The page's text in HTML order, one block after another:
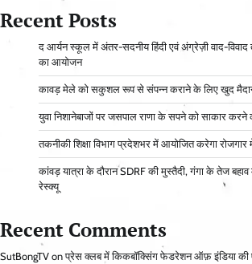
Recent Posts
द आर्यन स्कूल में अंतर-सदनीय हिंदी एवं अंग्रेज़ी वाद-
का आयोजन
कावड़ मेले को सकुशल रूप से संपन्न कराने के लिए खुद
युवा निशानेबाजों पर जसपाल राणा के सपने को साकार करने
तकनीकी शिक्षा विभाग प्रदेशभर में आयोजित करेगा रोजगार
कांवड़ यात्रा के दौरान SDRF की मुस्तैदी, गंगा के तेज
रेस्क्यू
Recent Comments
SutBongTV onप्रेस क्लब में किकबॉक्सिंग फेडरेशन ऑफ़ इंडिया